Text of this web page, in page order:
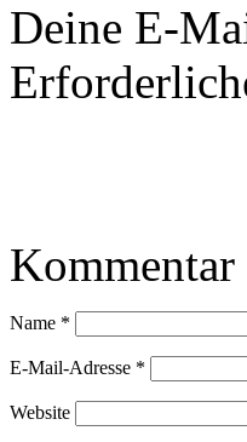
Deine E-
Kommentar
Name *
E-Mail-Adresse *
Website